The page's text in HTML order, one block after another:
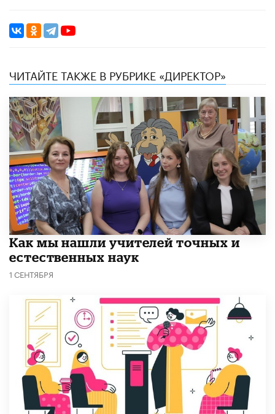
ЧИТАЙТЕ ТАКЖЕ В РУБРИКЕ «ДИРЕКТОР»
Как мы нашли учителей точных и
естественных наук
1 СЕНТЯБРЯ